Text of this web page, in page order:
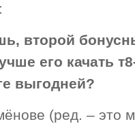
второй
его качать
выгодней?
(ред. – это